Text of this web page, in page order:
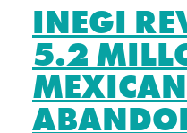
INEGI
5.2